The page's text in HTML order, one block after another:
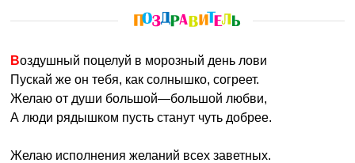
Воздушный поцелуй в морозный день лови
Пускай же он тебя, как солнышко, согреет.
Желаю от души большой—большой любви,
А люди рядышком пусть станут чуть добрее.
Желаю исполнения желаний всех заветных.